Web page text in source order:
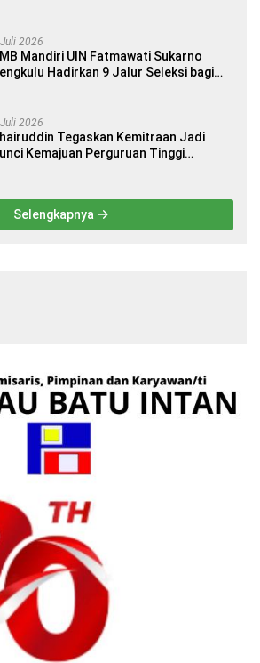
2026
Mandiri UIN Fatmawati Sukarno
Hadirkan 9 Jalur Seleksi bagi
2026
Tegaskan Kemitraan Jadi
Kemajuan Perguruan Tinggi
Selengkapnya